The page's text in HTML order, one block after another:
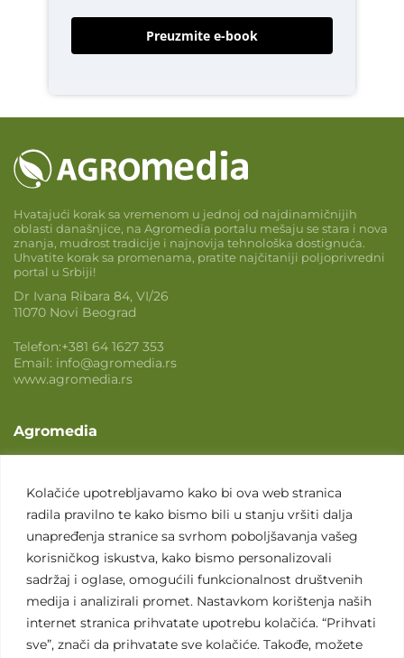
Kolačiće upotrebljavamo kako bi ova web stranica
radila pravilno te kako bismo bili u stanju vršiti dalja
unapređenja stranice sa svrhom poboljšavanja vašeg
korisničkog iskustva, kako bismo personalizovali
sadržaj i oglase, omogućili funkcionalnost društvenih
medija i analizirali promet. Nastavkom korištenja naših
internet stranica prihvatate upotrebu kolačića. “Prihvati
sve”, znači da prihvatate sve kolačiće. Takođe, možete
Preuzmite e-book
Hvatajući korak sa vremenom u jednoj od najdinamičnijih
oblasti današnjice, na Agromedia portalu mešaju se stara i nova
znanja, mudrost tradicije i najnovija tehnološka dostignuća.
Uhvatite korak sa promenama, pratite najčitaniji poljoprivredni
portal u Srbiji!
Dr Ivana Ribara 84, VI/26
11070 Novi Beograd
Telefon:+381 64 1627 353
Email: info@agromedia.rs
www.agromedia.rs
Agromedia
Svet poljoprivrede
Marketing usluge
Tražimo saradnike
Kontakt
Kontakt